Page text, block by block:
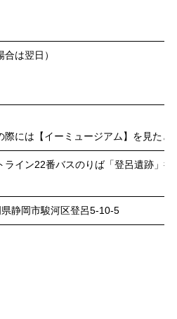
は翌日）
には【イーミュージアム】を見たと
ライン22番バスのりば「登呂遺跡」
静岡市駿河区登呂5-10-5